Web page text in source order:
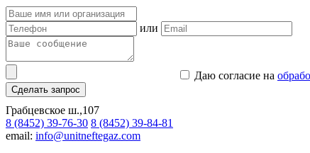
или
Даю согласие на
Сделать запрос
Грабцевское ш.,107
8 (8452) 39-76-30 8 (8452) 39-84-81
email: info@unitneftegaz.com